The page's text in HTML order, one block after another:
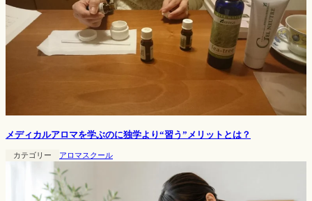
メディカルアロマを学ぶのに独学より“習う”メリットとは？
カテゴリー アロマスクール